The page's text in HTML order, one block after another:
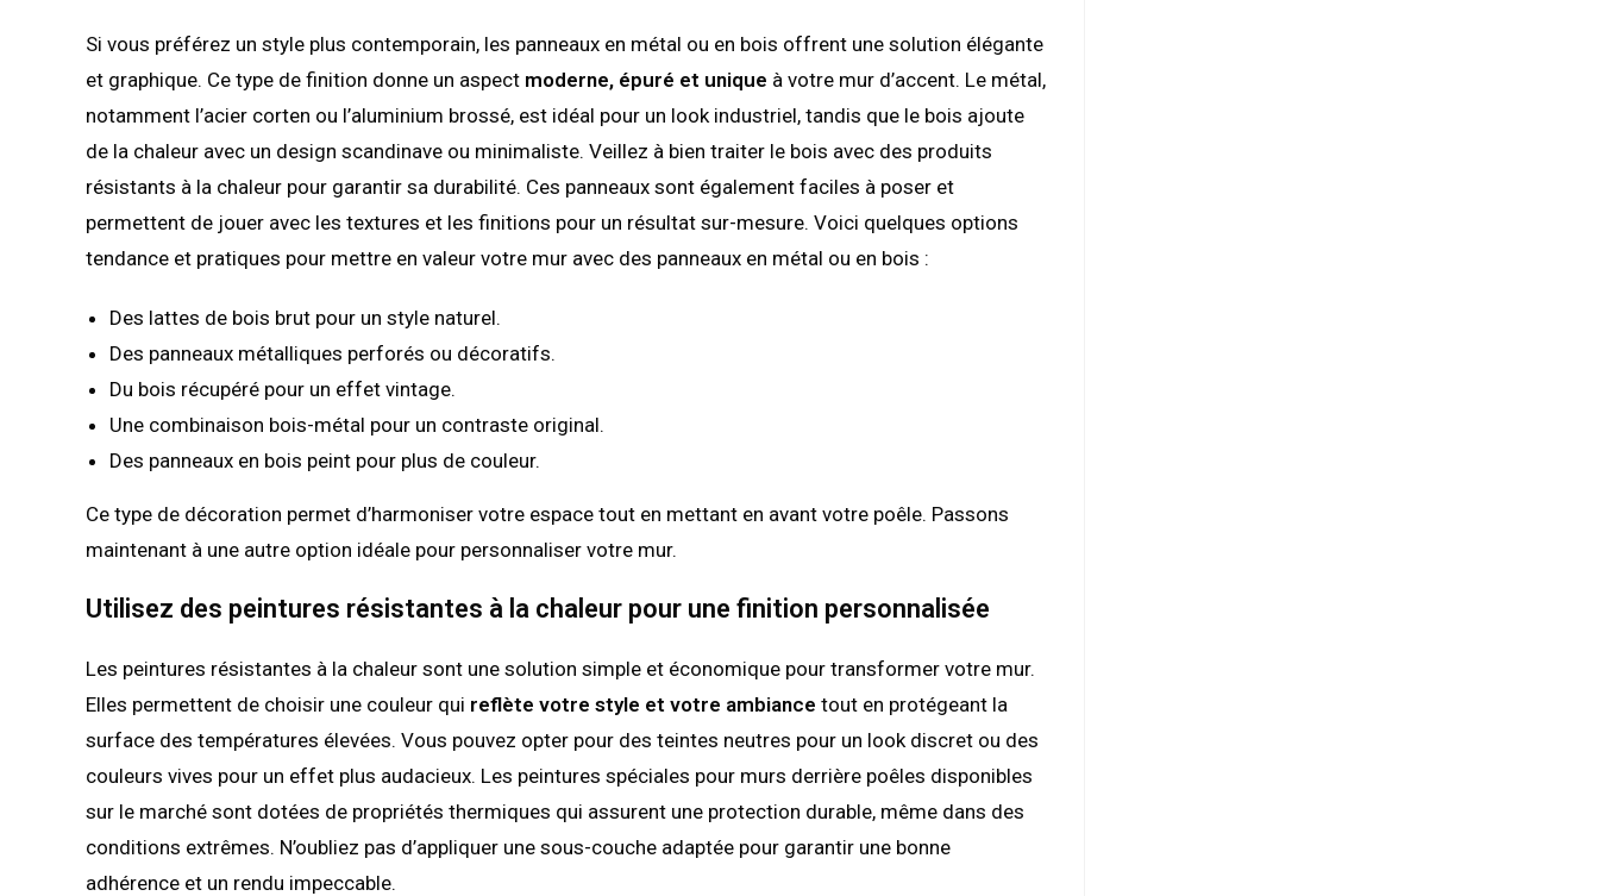
Si vous préférez un style plus contemporain, les panneaux en métal ou en bois offrent une solution élégante
et graphique. Ce type de finition donne un aspect moderne, épuré et unique à votre mur d’accent. Le métal,
notamment l’acier corten ou l’aluminium brossé, est idéal pour un look industriel, tandis que le bois ajoute
de la chaleur avec un design scandinave ou minimaliste. Veillez à bien traiter le bois avec des produits
résistants à la chaleur pour garantir sa durabilité. Ces panneaux sont également faciles à poser et
permettent de jouer avec les textures et les finitions pour un résultat sur-mesure. Voici quelques options
tendance et pratiques pour mettre en valeur votre mur avec des panneaux en métal ou en bois :
Des lattes de bois brut pour un style naturel.
Des panneaux métalliques perforés ou décoratifs.
Du bois récupéré pour un effet vintage.
Une combinaison bois-métal pour un contraste original.
Des panneaux en bois peint pour plus de couleur.
Ce type de décoration permet d’harmoniser votre espace tout en mettant en avant votre poêle. Passons
maintenant à une autre option idéale pour personnaliser votre mur.
Utilisez des peintures résistantes à la chaleur pour une finition personnalisée
Les peintures résistantes à la chaleur sont une solution simple et économique pour transformer votre mur.
Elles permettent de choisir une couleur qui reflète votre style et votre ambiance tout en protégeant la
surface des températures élevées. Vous pouvez opter pour des teintes neutres pour un look discret ou des
couleurs vives pour un effet plus audacieux. Les peintures spéciales pour murs derrière poêles disponibles
sur le marché sont dotées de propriétés thermiques qui assurent une protection durable, même dans des
conditions extrêmes. N’oubliez pas d’appliquer une sous-couche adaptée pour garantir une bonne
adhérence et un rendu impeccable.